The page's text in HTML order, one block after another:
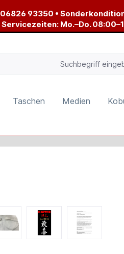
06826 93350 •
Servicezeiten: Mo.–Do.
Taschen Medien